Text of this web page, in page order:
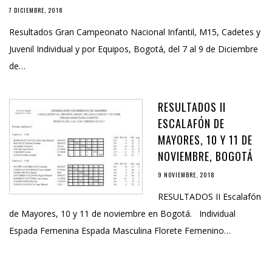
7 DICIEMBRE, 2018
Resultados Gran Campeonato Nacional Infantil, M15, Cadetes y
Juvenil Individual y por Equipos, Bogotá, del 7 al 9 de Diciembre
de…
RESULTADOS II
ESCALAFÓN DE
MAYORES, 10 Y 11 DE
NOVIEMBRE, BOGOTÁ
9 NOVIEMBRE, 2018
RESULTADOS II Escalafón
de Mayores, 10 y 11 de noviembre en Bogotá. Individual
Espada Femenina Espada Masculina Florete Femenino…